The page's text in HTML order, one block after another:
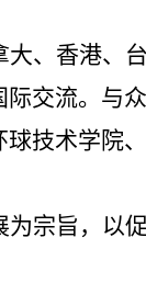
大、香港、
交流。与
技术学院
宗旨，以